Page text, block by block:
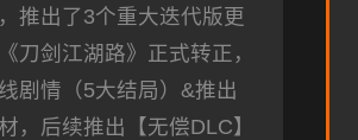
推出了3个重大迭代版更
刀剑江湖路》正式转正，
剧情（5大结局）&推出
，后续推出【无偿DLC】